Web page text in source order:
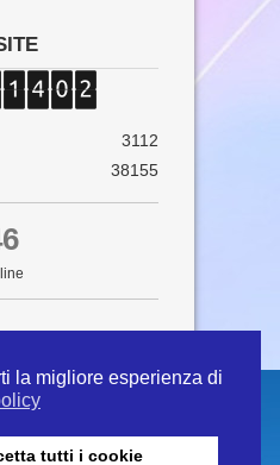
la migliore esperienza di
tutti i cookie
3112
38155
. Il